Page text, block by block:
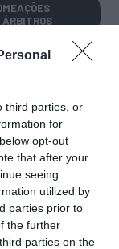
third parties, or
for
opt-out
that after your
seeing
utilized by
parties prior to
the further
parties on the
ÁRBITROS
CAMP.
DIVERSAS